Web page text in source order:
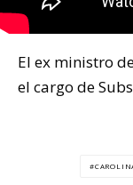
El ex ministro
el cargo de